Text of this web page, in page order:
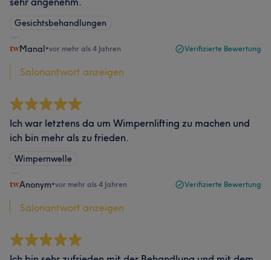
Gesichtsbehandlungen
Manal•vor mehr als 4 Jahren Verifizierte Bewertung
Salonantwort anzeigen
Ich war letztens da um Wimpernlifting zu machen und
ich bin mehr als zu frieden.
Wimpernwelle
Anonym•vor mehr als 4 Jahren Verifizierte Bewertung
Salonantwort anzeigen